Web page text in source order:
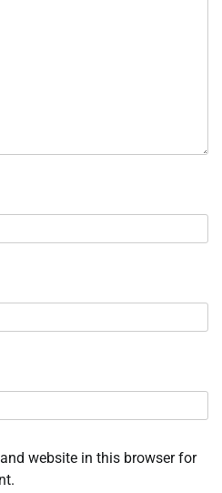
website in this browser for